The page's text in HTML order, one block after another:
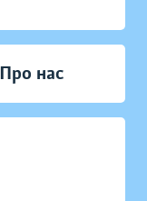
Про нас